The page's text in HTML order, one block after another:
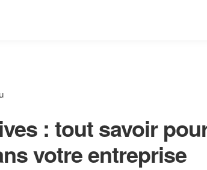
: tout savoir
votre entreprise